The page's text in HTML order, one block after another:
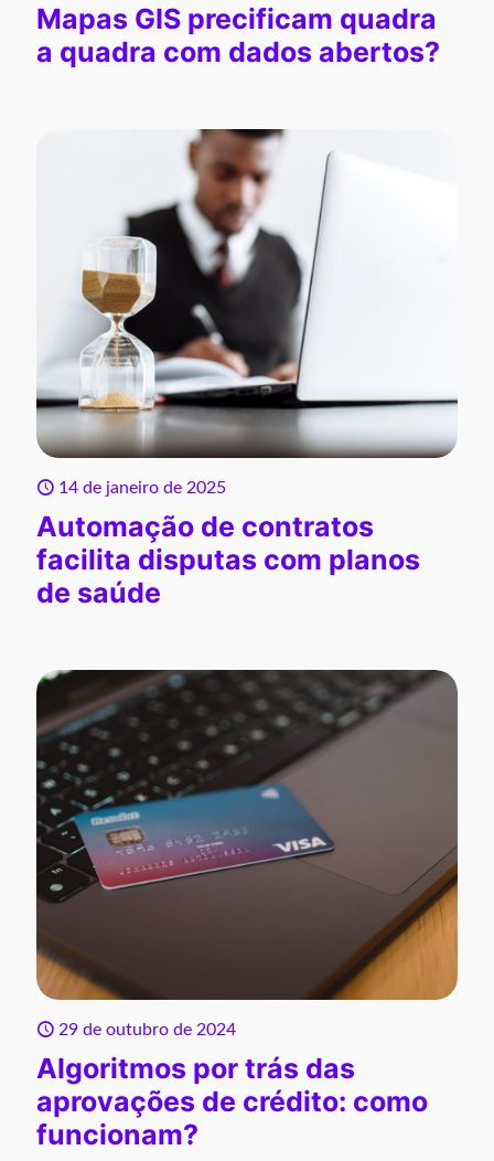
Mapas GIS precificam quadra
a quadra com dados abertos?
14 de janeiro de 2025
Automação de contratos
facilita disputas com planos
de saúde
29 de outubro de 2024
Algoritmos por trás das
aprovações de crédito: como
funcionam?